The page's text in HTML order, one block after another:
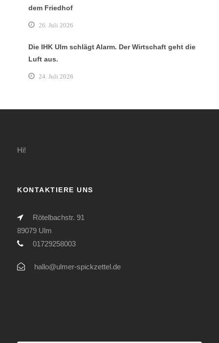
dem Friedhof
26. Juli 2026
Die IHK Ulm schlägt Alarm. Der Wirtschaft geht die
Luft aus.
24. Juli 2026
Hi!
KONTAKTIERE UNS
Rötelbachstr. 91
89079 Ulm
01729258003
hallo@ulmer-spickzettel.de